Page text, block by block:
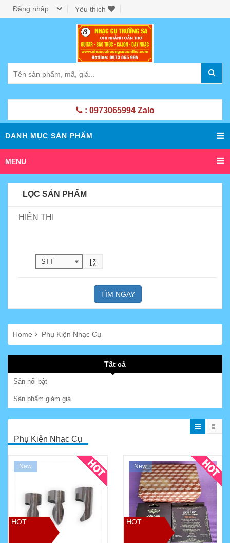
Đăng nhập Yêu thích
: 0973065994 Zalo
DANH MỤC SẢN PHẨM
MENU
LỌC SẢN PHẨM
HIỂN THỊ
TÌM NGAY
Home Phụ Kiện Nhạc Cụ
Tất cả
Sản nổi bật
Sản phẩm giảm giá
Phụ Kiện Nhạc Cụ
HOT
New
HOT
New